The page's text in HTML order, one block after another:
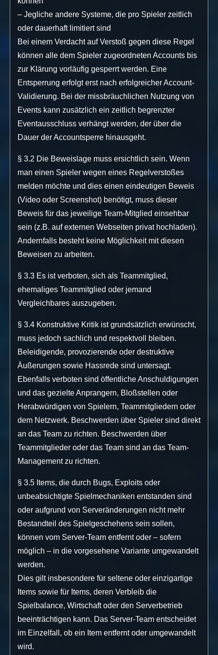
– Jegliche andere Systeme, die pro Spieler zeitlich
oder dauerhaft limitiert sind
Bei einem Verdacht auf Verstoß gegen diese Regel
können alle dem Spieler zugeordneten Accounts bis
zur Klärung vorläufig gesperrt werden. Eine
Entsperrung erfolgt erst nach erfolgreicher Account-
Validierung. Bei der missbräuchlichen Nutzung von
Events kann zusätzlich ein zeitlich begrenzter
Eventausschluss verhängt werden, der über die
Dauer der Accountsperre hinausgeht.
§ 3.2 Die Beweislage muss ersichtlich sein. Wenn
man einen Spieler wegen eines Regelverstoßes
melden möchte und dies einen eindeutigen Beweis
(Video oder Screenshot) benötigt, muss dieser
Beweis für das jeweilige Team-Mitglied einsehbar
sein (z.B. auf externen Webseiten privat hochladen).
Andernfalls besteht keine Möglichkeit mit diesen
Beweisen zu arbeiten.
§ 3.3 Es ist verboten, sich als Teammitglied,
ehemaliges Teammitglied oder jemand
Vergleichbares auszugeben.
§ 3.4 Konstruktive Kritik ist grundsätzlich erwünscht,
muss jedoch sachlich und respektvoll bleiben.
Beleidigende, provozierende oder destruktive
Äußerungen sowie Hassrede sind untersagt.
Ebenfalls verboten sind öffentliche Anschuldigungen
und das gezielte Anprangern, Bloßstellen oder
Herabwürdigen von Spielern, Teammitgliedern oder
dem Netzwerk. Beschwerden über Spieler sind direkt
an das Team zu richten. Beschwerden über
Teammitglieder oder das Team sind an das Team-
Management zu richten.
§ 3.5 Items, die durch Bugs, Exploits oder
unbeabsichtigte Spielmechaniken entstanden sind
oder aufgrund von Serveränderungen nicht mehr
Bestandteil des Spielgeschehens sein sollen,
können vom Server-Team entfernt oder – sofern
möglich – in die vorgesehene Variante umgewandelt
werden.
Dies gilt insbesondere für seltene oder einzigartige
Items sowie für Items, deren Verbleib die
Spielbalance, Wirtschaft oder den Serverbetrieb
beeinträchtigen kann. Das Server-Team entscheidet
im Einzelfall, ob ein Item entfernt oder umgewandelt
wird.